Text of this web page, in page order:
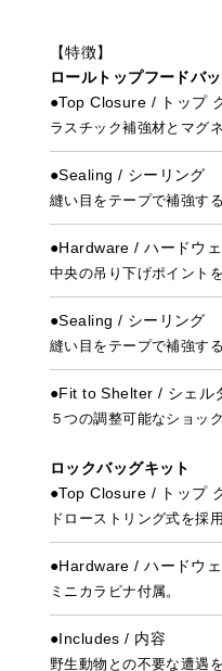
【特徴】
ロールトップフードバ
●Top Closure / トップ
ラスチック補強材とマグ
●Sealing / シーリング
縫い目をテープで補強す
●Hardware / ハードウ
中央の吊り下げポイント
●Sealing / シーリング
縫い目をテープで補強す
●Fit to Shelter / シェル
５つの調整可能なショッ
ロックバッグキット
●Top Closure / トップ
ドローストリング式を採用
●Hardware / ハードウ
ミニカラビナ付属。
●Includes / 内容
野生動物との不要な遭遇